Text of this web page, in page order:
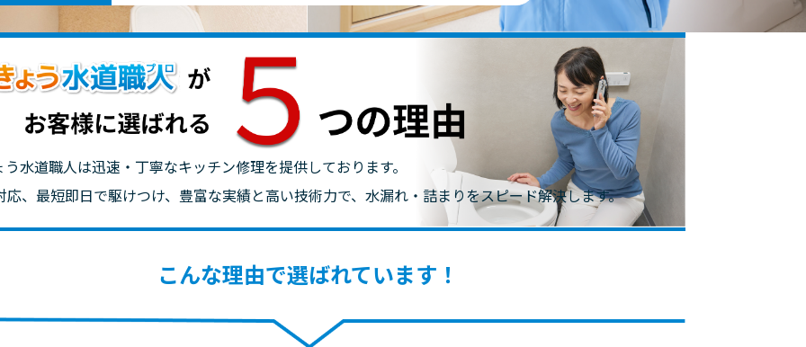
水道職人は迅速・丁寧なキッチン修理を提供しております。
応、最短即日で駆けつけ、豊富な実績と高い技術力で、水漏れ・詰まりをスピード解決します。
こんな理由で選ばれています！